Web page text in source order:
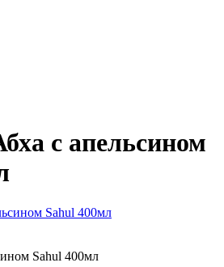
с апельсином
Sahul 400мл